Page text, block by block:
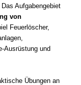
Aufgabengebiet
von
Feuerlöscher,
Ausrüstung und
Übungen an